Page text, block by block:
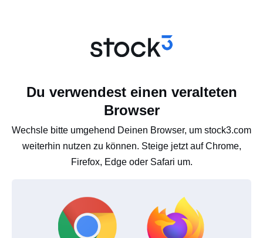
Du verwendest einen veralteten
Browser
Wechsle bitte umgehend Deinen Browser, um stock3.com
weiterhin nutzen zu können. Steige jetzt auf Chrome,
Firefox, Edge oder Safari um.